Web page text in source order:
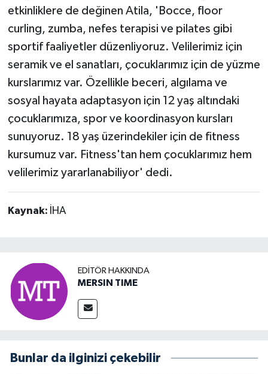
etkinliklere de değinen Atila, 'Bocce, floor
curling, zumba, nefes terapisi ve pilates gibi
sportif faaliyetler düzenliyoruz. Velilerimiz için
seramik ve el sanatları, çocuklarımız için de yüzme
kurslarımız var. Özellikle beceri, algılama ve
sosyal hayata adaptasyon için 12 yaş altındaki
çocuklarımıza, spor ve koordinasyon kursları
sunuyoruz. 18 yaş üzerindekiler için de fitness
kursumuz var. Fitness'tan hem çocuklarımız hem
velilerimiz yararlanabiliyor' dedi.
Kaynak: İHA
EDITÖR HAKKINDA
MERSIN TIME
Bunlar da ilginizi çekebilir